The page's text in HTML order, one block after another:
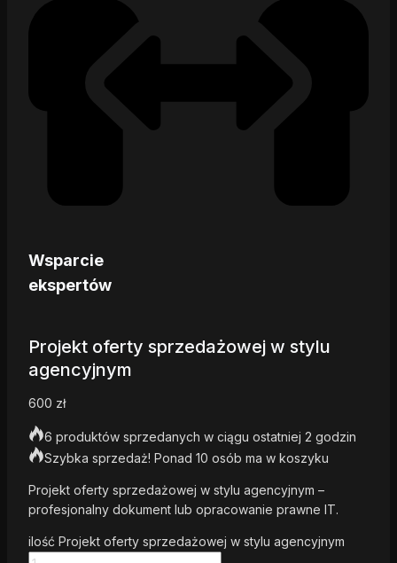
Wsparcie
ekspertów
Projekt oferty sprzedażowej w stylu
agencyjnym
600 zł
6 produktów sprzedanych w ciągu ostatniej 2 godzin
Szybka sprzedaż! Ponad 10 osób ma w koszyku
Projekt oferty sprzedażowej w stylu agencyjnym –
profesjonalny dokument lub opracowanie prawne IT.
ilość Projekt oferty sprzedażowej w stylu agencyjnym